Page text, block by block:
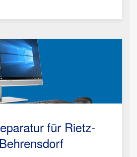
für Rietz-